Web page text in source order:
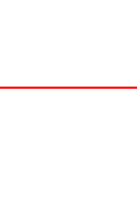
springen